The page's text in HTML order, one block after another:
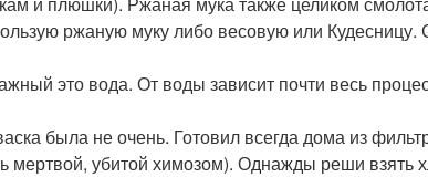
ржаную муку либо весовую или Кудесницу.
это вода. От воды зависит почти весь
была не очень. Готовил всегда дома из
мертвой, убитой химозом). Однажды реши взять